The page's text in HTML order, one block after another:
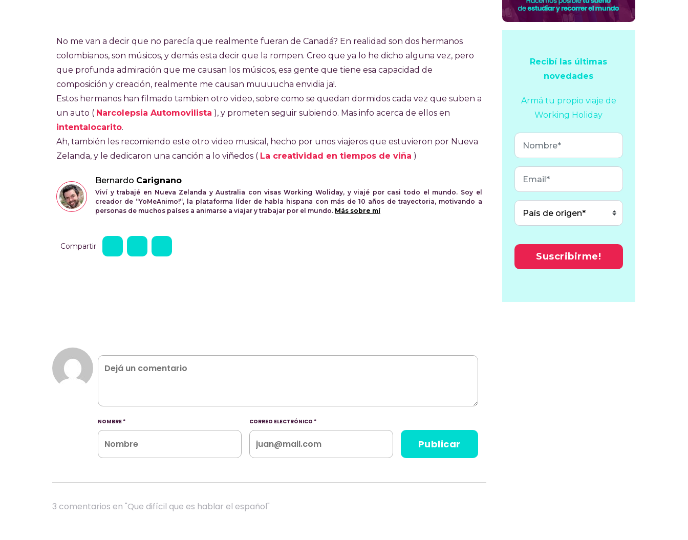
No me van a decir que no parecía que realmente fueran de Canadá? En realidad son dos hermanos
colombianos, son músicos, y demás esta decir que la rompen. Creo que ya lo he dicho alguna vez, pero
que profunda admiración que me causan los músicos, esa gente que tiene esa capacidad de
composición y creación, realmente me causan muuuucha envidia ja!.
Estos hermanos han filmado tambien otro video, sobre como se quedan dormidos cada vez que suben a
un auto ( Narcolepsia Automovilista ), y prometen seguir subiendo. Mas info acerca de ellos en
intentalocarito.
Ah, también les recomiendo este otro video musical, hecho por unos viajeros que estuvieron por Nueva
Zelanda, y le dedicaron una canción a lo viñedos ( La creatividad en tiempos de viña )
Bernardo Carignano
Viví y trabajé en Nueva Zelanda y Australia con visas Working Woliday, y viajé por casi todo el mundo. Soy el
creador de “YoMeAnimo!“, la plataforma líder de habla hispana con más de 10 años de trayectoria, motivando a
personas de muchos países a animarse a viajar y trabajar por el mundo. Más sobre mí
Compartir
Recibí las últimas
novedades
Armá tu propio viaje de
Working Holiday
NOMBRE * CORREO ELECTRÓNICO *
3 comentarios en "Que difícil que es hablar el español"